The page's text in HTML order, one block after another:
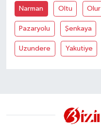
Narman Oltu Olur
Pazaryolu Şenkaya
Uzundere Yakutiye